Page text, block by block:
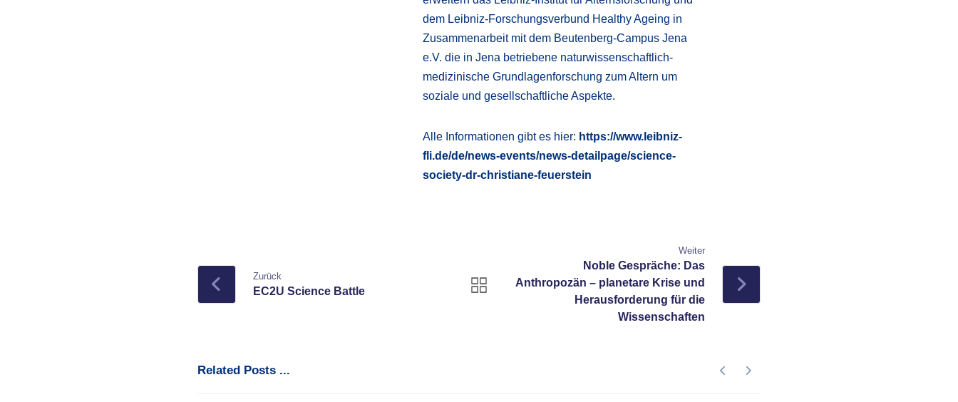
dem Leibniz-Forschungsverbund Healthy Ageing in
Zusammenarbeit mit dem Beutenberg-Campus Jena
e.V. die in Jena betriebene naturwissenschaftlich-
medizinische Grundlagenforschung zum Altern um
soziale und gesellschaftliche Aspekte.
Alle Informationen gibt es hier: https://www.leibniz-
fli.de/de/news-events/news-detailpage/science-
society-dr-christiane-feuerstein
Zurück
EC2U Science Battle
Weiter
Noble Gespräche: Das
Anthropozän – planetare Krise und
Herausforderung für die
Wissenschaften
Related Posts ...